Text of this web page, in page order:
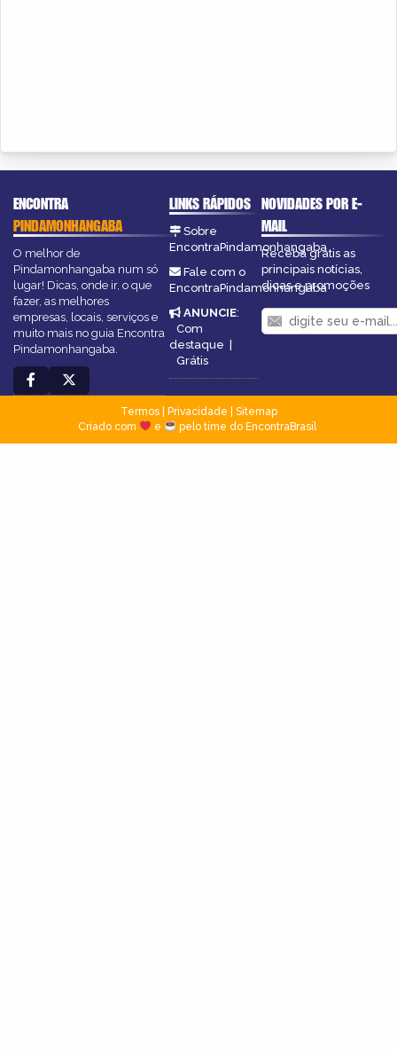
ENCONTRA
PINDAMONHANGABA
O melhor de
Pindamonhangaba num só
lugar! Dicas, onde ir, o que
fazer, as melhores
empresas, locais, serviços e
muito mais no guia Encontra
Pindamonhangaba.
LINKS RÁPIDOS
Sobre
EncontraPindamonhangaba
Fale com o
EncontraPindamonhangaba
ANUNCIE:
Com
destaque |
Grátis
NOVIDADES POR E-
MAIL
Receba grátis as
principais notícias,
dicas e promoções
Termos| Privacidade
Sitemap
Criado com
e pelo time do EncontraBrasil